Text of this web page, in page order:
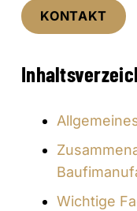
KONTAKT
Wichtige